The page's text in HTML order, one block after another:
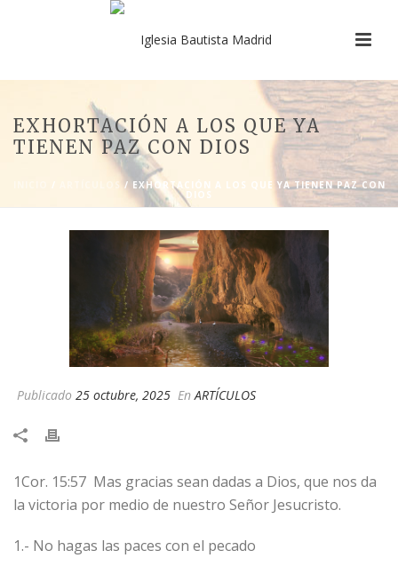
EXHORTACIÓN A LOS QUE YA
TIENEN PAZ CON DIOS
/ / EXHORTACIÓN A LOS QUE YA TIENEN PAZ CON
DIOS
Publicado 25 octubre, 2025 EnARTÍCULOS
1Cor. 15:57 Mas gracias sean dadas a Dios, que nos da
la victoria por medio de nuestro Señor Jesucristo.
1.- No hagas las paces con el pecado